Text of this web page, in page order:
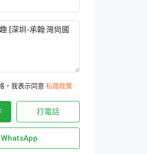
，我表示同意 私隱政策
打電話
WhatsApp